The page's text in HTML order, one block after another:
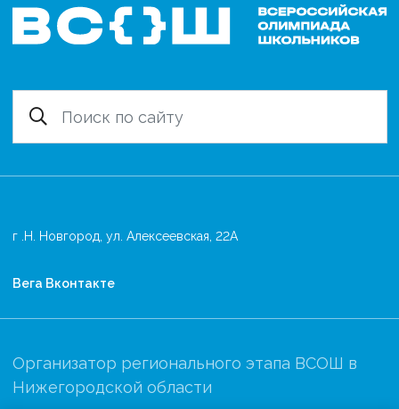
г .Н. Новгород, ул. Алексеевская, 22А
Вега Вконтакте
Организатор регионального этапа ВСОШ в
Нижегородской области